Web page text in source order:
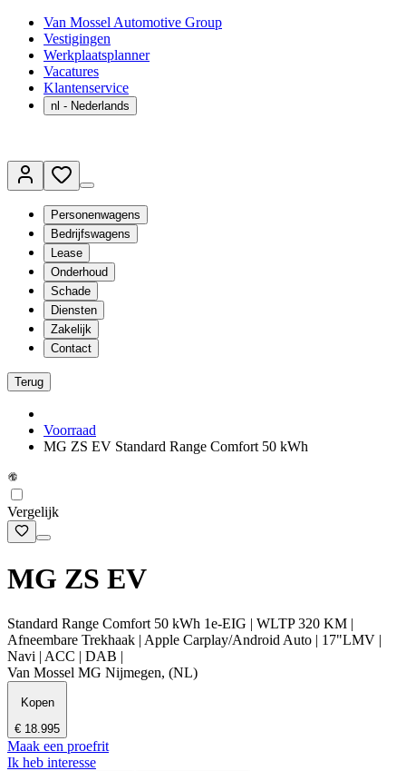
Van Mossel Automotive Group
Vestigingen
Werkplaatsplanner
Vacatures
Klantenservice
nl - Nederlands
Personenwagens
Bedrijfswagens
Lease
Onderhoud
Schade
Diensten
Zakelijk
Contact
Terug
Voorraad
MG ZS EV Standard Range Comfort 50 kWh
Vergelijk
MG ZS EV
Standard Range Comfort 50 kWh 1e-EIG | WLTP 320 KM |
Afneembare Trekhaak | Apple Carplay/Android Auto | 17"LMV |
Navi | ACC | DAB |
Van Mossel MG Nijmegen, (NL)
Kopen
€ 18.995
Maak een proefrit
Ik heb interesse